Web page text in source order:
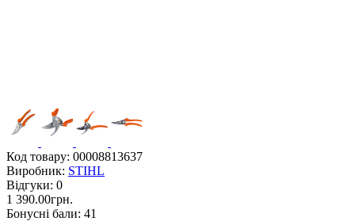
Код товару: 00008813637
Виробник: STIHL
Відгуки: 0
1 390.00грн.
Бонусні бали: 41